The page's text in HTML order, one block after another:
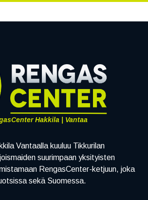
Hakkila | Vantaa
Vantaalla kuuluu Tikkurilan
suurimpaan yksityisten
RengasCenter-ketjuun, joka
sekä Suomessa.